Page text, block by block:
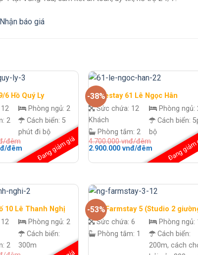
6 Hồ Quý Ly
12
2
Phòng ngủ: 2
Cách biển: 5
phút đi bộ
Đang giảm giá
đêm
đêmGiá
hiện
tại
đêm.
-38%
Homestay 61 Lê Ngọc Hân
Sức chứa: 12
Khách
Phòng tắm:2
Phòng ngủ:
Cách biển:
bộ
Đang
4.700.000vnđ/đêm
Giá
là:
2.900.000vnđ/đêm
hiện
tại
đêm.
10 Lê Thanh Nghị
12
2
Phòng ngủ: 2
Cách biển:
300m
-53%
N&G Farmstay 5 (Studio 2
Sức chứa:6
Phòng tắm: 1
Phòng ngủ:
Cách biển:
200m, cách